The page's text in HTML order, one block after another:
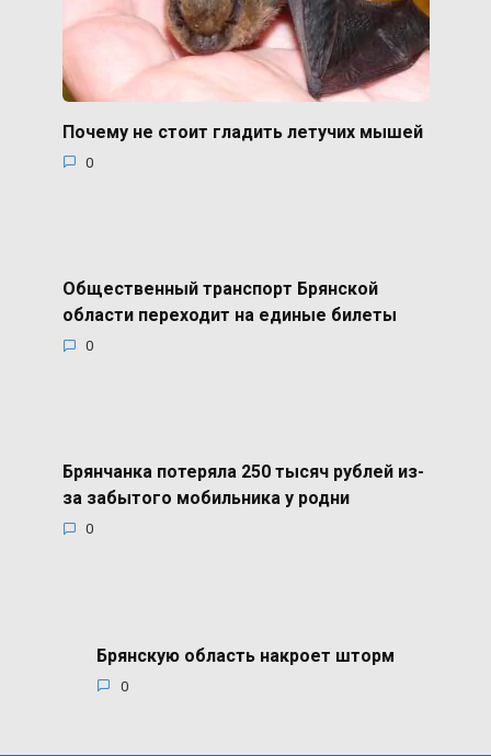
Почему не стоит гладить летучих мышей
0
Общественный транспорт Брянской
области переходит на единые билеты
0
Брянчанка потеряла 250 тысяч рублей из-
за забытого мобильника у родни
0
Брянскую область накроет шторм
0